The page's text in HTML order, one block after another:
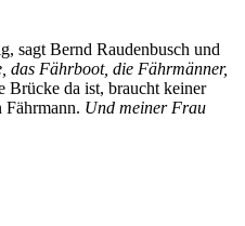
sagt Bernd Raudenbusch und
das Fährboot, die Fährmänner,
Brücke da ist, braucht keiner
Fährmann. Und meiner Frau